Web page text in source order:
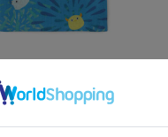
い巾着/花火/BART＆CHAPY
(税込)